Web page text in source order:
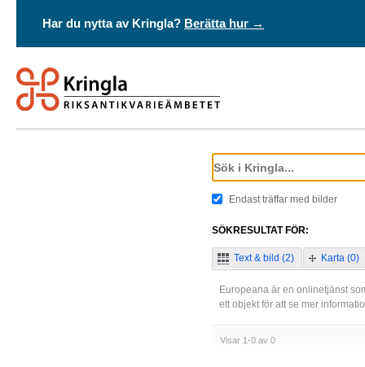
Har du nytta av Kringla? Berätta hur →
Endast träffar med bilder
SÖKRESULTAT FÖR:
Text & bild (2) Karta (0)
Europeana är en onlinetjänst
ett objekt för att se mer
Visar 1-0 av 0